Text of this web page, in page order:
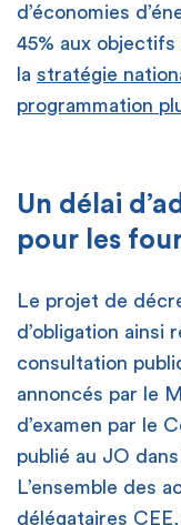
d’économies
45% aux objectifs
la stratégie
programmation
Un délai
pour les
Le projet de
d’obligation ainsi
consultation
annoncés par le
d’examen par le
publié au JO
L’ensemble des
délégataires